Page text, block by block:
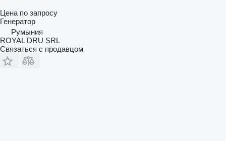
Цена по запросу
Генератор
Румыния
ROYAL DRU SRL
Связаться с продавцом